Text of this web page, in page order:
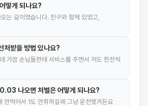
떻게 되나요?
는 길이었습니다. 친구와 함께 있었고,
처받을 방법 있나요?
가끔 손님들한테 서비스를 주면서 저도 한잔씩
나오면 처벌은 어떻게 되나요?
안먹어서 1도 안취하길래 그냥 운전했거든요